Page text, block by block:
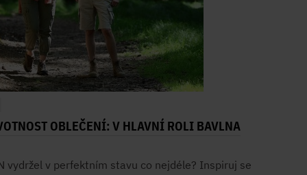
OBLEČENÍ: V HLAVNÍ ROLI BAVLNA
vydržel v perfektním stavu co nejdéle? Inspiruj se